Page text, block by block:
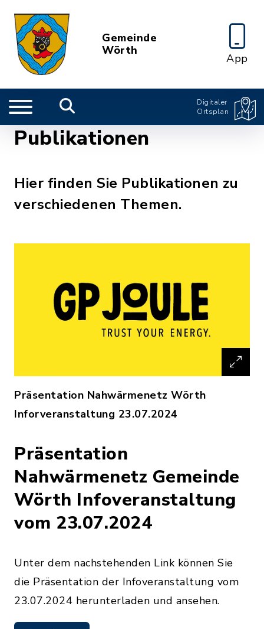
Gemeinde
Wörth
App
Digitaler
Ortsplan
Publikationen
Hier finden Sie Publikationen zu
verschiedenen Themen.
Präsentation Nahwärmenetz Wörth
Inforveranstaltung 23.07.2024
Präsentation
Nahwärmenetz Gemeinde
Wörth Infoveranstaltung
vom 23.07.2024
Unter dem nachstehenden Link können Sie
die Präsentation der Infoveranstaltung vom
23.07.2024 herunterladen und ansehen.